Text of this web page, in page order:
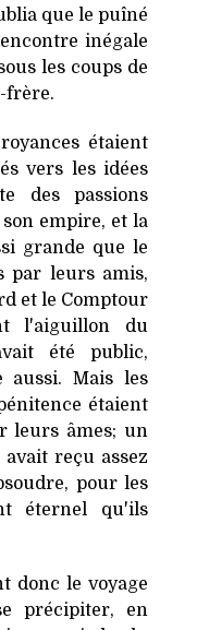
que le puîné
inégale
les coups de
frère.
étaient
vers les idées
des passions
empire, et la
grande que le
par leurs amis,
et le Comptour
l'aiguillon du
été public,
aussi. Mais les
étaient
leurs âmes; un
reçu assez
pour les
éternel qu'ils
donc le voyage
précipiter, en